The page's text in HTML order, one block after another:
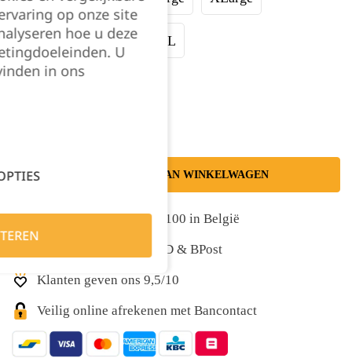
XXLarge 3XL 4XL
TOEVOEGEN AAN WINKELWAGEN
Gratis levering vanaf €100 in België
Snelle levering met DPD & BPost
Klanten geven ons 9,5/10
Veilig online afrekenen met Bancontact
op onze site
hoe u deze
U
in ons